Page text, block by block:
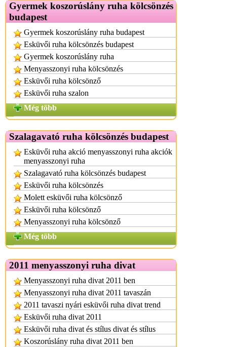
Gyermek koszorúslány ruha kölcsönzés
budapest
Gyermek koszorúslány ruha budapest
Esküvői ruha kölcsönzés budapest
Gyermek koszorúslány ruha
Menyasszonyi ruha kölcsönzés
Esküvői ruha kölcsönző
Esküvői ruha szalon
Még több
Szalagavató ruha kölcsönzés budapest
Esküvői ruha akció menyasszonyi ruha akciók
menyasszonyi ruha
Szalagavató ruha kölcsönzés budapest
Esküvői ruha kölcsönzés
Molett esküvői ruha kölcsönző
Esküvői ruha kölcsönző
Menyasszonyi ruha kölcsönző
Még több
2011 menyasszonyi ruha divat
Menyasszonyi ruha divat 2011 ben
Menyasszonyi ruha divat 2011 tavaszán
2011 tavaszi nyári esküvői ruha divat trend
Esküvői ruha divat 2011
Esküvői ruha divat és stílus divat és stílus
Koszorúslány ruha divat 2011 ben